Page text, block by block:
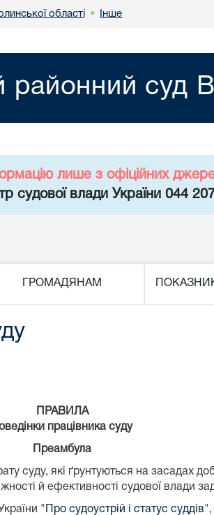
області • Інше
суд
лише з офіційних
судової влади України 044
ГРОМАДЯНАМ
ПРАВИЛА
працівника суду
Преамбула
суду, які ґрунтуються на засадах
й ефективності судової влади
"Про судоустрій і статус суддів" ,